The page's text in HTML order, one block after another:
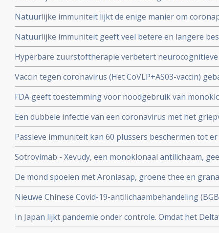
vs 23 procent) tegen Omicron varianten BA.4 en BA.5
Natuurlijke immuniteit lijkt de enige manier om
Zweeds onderzoek ziet effectiviteit van vaccins binnen
nagenoeg geen bescherming meer.
Natuurlijke immuniteit geeft veel betere en langere
coronavirus - Covid-19 dan een vaccin dat zijn
Hyperbare zuurstoftherapie verbetert
veroorzaakt door coronabesmetting bij patienten met
Vaccin tegen coronavirus (Het CoVLP+AS03-vaccin)
stoffen geeft uitstekende bescherming tegen ziek
ziekte (78 procent)
FDA geeft toestemming voor noodgebruik van
(tixagevimab plus cilgavimab) voor preventie van
immuunziekte die niet goed reageren op de
Een dubbele infectie van een coronavirus met het
ziekte en meer ziekenhuisopnames en overlijdingen
studie.
Passieve immuniteit kan 60 plussers beschermen tot
viroloog Jaap Goudsmid
Sotrovimab - Xevudy, een monoklonaal antilichaam,
bij patienten die reeds besmet zijn. EMA gaat snel
gebruik in Europa.
De mond spoelen met Aroniasap, groene thee en
het coronavirus - Covid-19 virus en geeft 80 tot 97
doorgeven van virus.
Nieuwe Chinese Covid-19-antilichaambehandeling
Covid-19 - coronavirus is veelbelovend en
Chinese coronapatienten
In Japan lijkt pandemie onder controle. Omdat het
gemuteerd of omdat er veel ivermectine wordt